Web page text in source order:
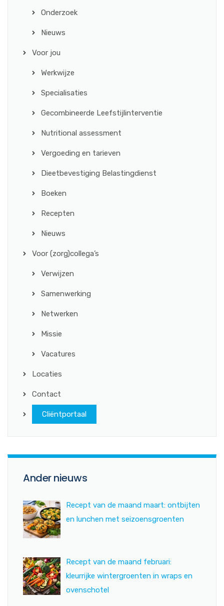
Onderzoek
Nieuws
Voor jou
Werkwijze
Specialisaties
Gecombineerde Leefstijlinterventie
Nutritional assessment
Vergoeding en tarieven
Dieetbevestiging Belastingdienst
Boeken
Recepten
Nieuws
Voor (zorg)collega’s
Verwijzen
Samenwerking
Netwerken
Missie
Vacatures
Locaties
Contact
Cliëntportaal
Ander nieuws
Recept van de maand maart: ontbijten
en lunchen met seizoensgroenten
Recept van de maand februari:
kleurrijke wintergroenten in wraps en
ovenschotel